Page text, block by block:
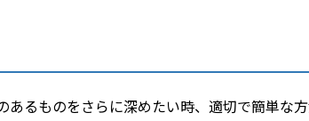
あるものをさらに深めたい時、適切で簡単な